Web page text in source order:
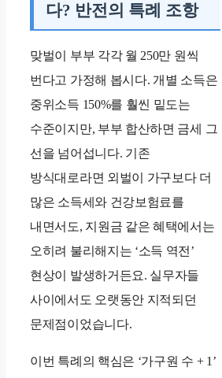
다? 반전의 특례 조항
맞벌이 부부 각각 월 250만 원씩
번다고 가정해 봅시다. 개별 소득은
중위소득 150%를 훨씬 밑도는
수준이지만, 부부 합산하면 금세 그
선을 넘어섭니다. 기존
방식대로라면 외벌이 가구보다 더
많은 소득세와 건강보험료를
내면서도, 지원금 같은 혜택에서는
오히려 불리해지는 ‘소득 역전’
현상이 발생하거든요. 실무자들
사이에서도 오랫동안 지적되던
문제점이었습니다.
이번 특례의 핵심은 ‘가구원 수 + 1’